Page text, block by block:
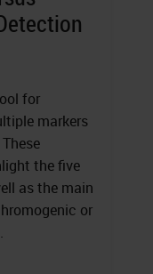
for
markers
the five
as the main
or